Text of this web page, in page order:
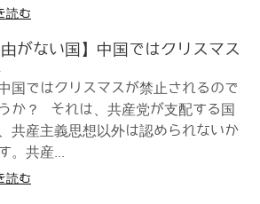
読む
由がない国】中国ではクリスマス
国ではクリスマスが禁止されるので
か？ それは、共産党が支配する国
共産主義思想以外は認められないか
。共産...
読む